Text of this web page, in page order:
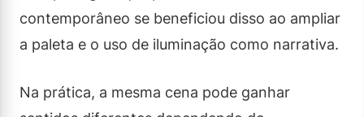
contemporâneo se beneficiou disso ao ampliar
a paleta e o uso de iluminação como narrativa.
Na prática, a mesma cena pode ganhar